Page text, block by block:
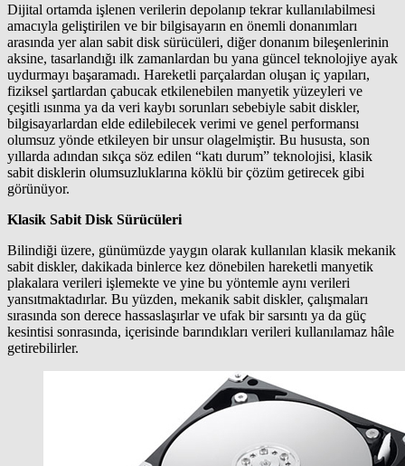
Dijital ortamda işlenen verilerin depolanıp tekrar kullanılabilmesi
amacıyla geliştirilen ve bir bilgisayarın en önemli donanımları
arasında yer alan sabit disk sürücüleri, diğer donanım bileşenlerinin
aksine, tasarlandığı ilk zamanlardan bu yana güncel teknolojiye ayak
uydurmayı başaramadı. Hareketli parçalardan oluşan iç yapıları,
fiziksel şartlardan çabucak etkilenebilen manyetik yüzeyleri ve
çeşitli ısınma ya da veri kaybı sorunları sebebiyle sabit diskler,
bilgisayarlardan elde edilebilecek verimi ve genel performansı
olumsuz yönde etkileyen bir unsur olagelmiştir. Bu hususta, son
yıllarda adından sıkça söz edilen “katı durum” teknolojisi, klasik
sabit disklerin olumsuzluklarına köklü bir çözüm getirecek gibi
görünüyor.
Klasik Sabit Disk Sürücüleri
Bilindiği üzere, günümüzde yaygın olarak kullanılan klasik mekanik
sabit diskler, dakikada binlerce kez dönebilen hareketli manyetik
plakalara verileri işlemekte ve yine bu yöntemle aynı verileri
yansıtmaktadırlar. Bu yüzden, mekanik sabit diskler, çalışmaları
sırasında son derece hassaslaşırlar ve ufak bir sarsıntı ya da güç
kesintisi sonrasında, içerisinde barındıkları verileri kullanılamaz hâle
getirebilirler.